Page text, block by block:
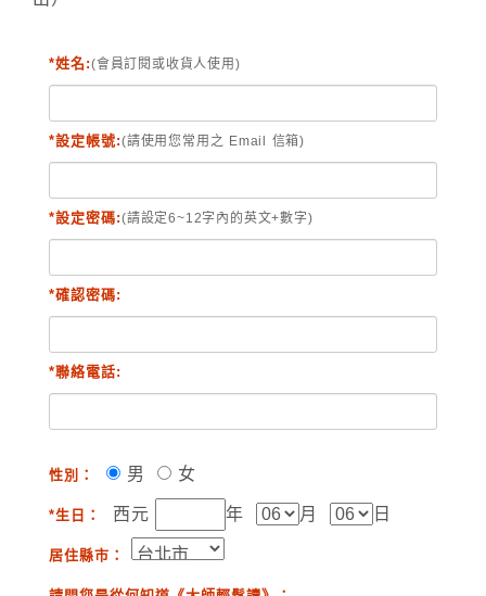
*姓名:(會員訂閱或收貨人使用)
*設定帳號:(請使用您常用之 Email 信箱)
*設定密碼:(請設定6~12字內的英文+數字)
*確認密碼:
*聯絡電話:
性別： 男 女
*生日： 西元 年 月 日
居住縣市：